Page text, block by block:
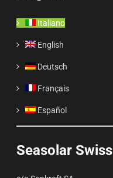
Italiano
English
Deutsch
Français
Español
Seasolar Swiss